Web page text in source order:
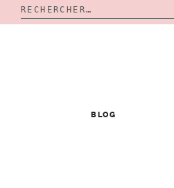
Rechercher :
BLOG